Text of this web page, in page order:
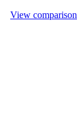
View comparison